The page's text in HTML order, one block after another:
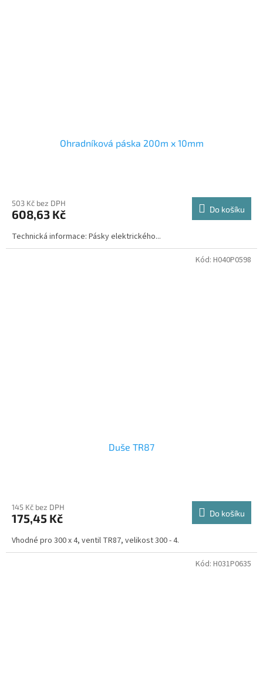
Ohradníková páska 200m x 10mm
503 Kč bez DPH
608,63 Kč Do košíku
Technická informace: Pásky elektrického...
Duše TR87
145 Kč bez DPH
175,45 Kč Do košíku
Vhodné pro 300 x 4, ventil TR87, velikost 300 - 4.
Kód: H040P0598
Kód: H031P0635